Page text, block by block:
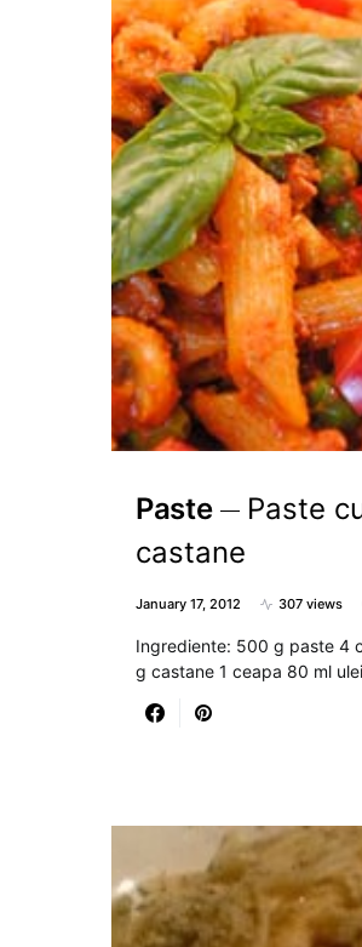
Paste
Paste
castane
January 17, 2012 307 views
Ingrediente: 500 g paste 4
g castane 1 ceapa 80 ml